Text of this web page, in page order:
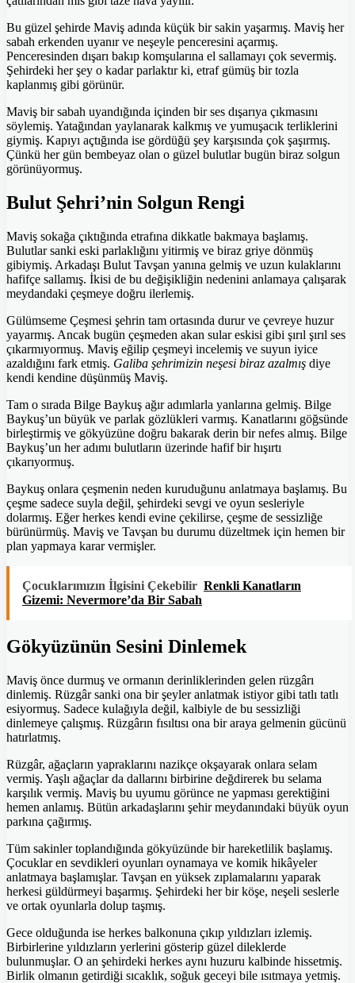
Bu güzel şehirde Maviş adında küçük bir sakin yaşarmış. Maviş her
sabah erkenden uyanır ve neşeyle penceresini açarmış.
Penceresinden dışarı bakıp komşularına el sallamayı çok severmiş.
Şehirdeki her şey o kadar parlaktır ki, etraf gümüş bir tozla
kaplanmış gibi görünür.
Maviş bir sabah uyandığında içinden bir ses dışarıya çıkmasını
söylemiş. Yatağından yaylanarak kalkmış ve yumuşacık terliklerini
giymiş. Kapıyı açtığında ise gördüğü şey karşısında çok şaşırmış.
Çünkü her gün bembeyaz olan o güzel bulutlar bugün biraz solgun
görünüyormuş.
Bulut Şehri’nin Solgun Rengi
Maviş sokağa çıktığında etrafına dikkatle bakmaya başlamış.
Bulutlar sanki eski parlaklığını yitirmiş ve biraz griye dönmüş
gibiymiş. Arkadaşı Bulut Tavşan yanına gelmiş ve uzun kulaklarını
hafifçe sallamış. İkisi de bu değişikliğin nedenini anlamaya çalışarak
meydandaki çeşmeye doğru ilerlemiş.
Gülümseme Çeşmesi şehrin tam ortasında durur ve çevreye huzur
yayarmış. Ancak bugün çeşmeden akan sular eskisi gibi şırıl şırıl ses
çıkarmıyormuş. Maviş eğilip çeşmeyi incelemiş ve suyun iyice
azaldığını fark etmiş. Galiba şehrimizin neşesi biraz azalmış diye
kendi kendine düşünmüş Maviş.
Tam o sırada Bilge Baykuş ağır adımlarla yanlarına gelmiş. Bilge
Baykuş’un büyük ve parlak gözlükleri varmış. Kanatlarını göğsünde
birleştirmiş ve gökyüzüne doğru bakarak derin bir nefes almış. Bilge
Baykuş’un her adımı bulutların üzerinde hafif bir hışırtı
çıkarıyormuş.
Baykuş onlara çeşmenin neden kuruduğunu anlatmaya başlamış. Bu
çeşme sadece suyla değil, şehirdeki sevgi ve oyun sesleriyle
dolarmış. Eğer herkes kendi evine çekilirse, çeşme de sessizliğe
bürünürmüş. Maviş ve Tavşan bu durumu düzeltmek için hemen bir
plan yapmaya karar vermişler.
Çocuklarımızın İlgisini Çekebilir Renkli Kanatların
Gizemi: Nevermore’da Bir Sabah
Gökyüzünün Sesini Dinlemek
Maviş önce durmuş ve ormanın derinliklerinden gelen rüzgârı
dinlemiş. Rüzgâr sanki ona bir şeyler anlatmak istiyor gibi tatlı tatlı
esiyormuş. Sadece kulağıyla değil, kalbiyle de bu sessizliği
dinlemeye çalışmış. Rüzgârın fısıltısı ona bir araya gelmenin gücünü
hatırlatmış.
Rüzgâr, ağaçların yapraklarını nazikçe okşayarak onlara selam
vermiş. Yaşlı ağaçlar da dallarını birbirine değdirerek bu selama
karşılık vermiş. Maviş bu uyumu görünce ne yapması gerektiğini
hemen anlamış. Bütün arkadaşlarını şehir meydanındaki büyük oyun
parkına çağırmış.
Tüm sakinler toplandığında gökyüzünde bir hareketlilik başlamış.
Çocuklar en sevdikleri oyunları oynamaya ve komik hikâyeler
anlatmaya başlamışlar. Tavşan en yüksek zıplamalarını yaparak
herkesi güldürmeyi başarmış. Şehirdeki her bir köşe, neşeli seslerle
ve ortak oyunlarla dolup taşmış.
Gece olduğunda ise herkes balkonuna çıkıp yıldızları izlemiş.
Birbirlerine yıldızların yerlerini gösterip güzel dileklerde
bulunmuşlar. O an şehirdeki herkes aynı huzuru kalbinde hissetmiş.
Birlik olmanın getirdiği sıcaklık, soğuk geceyi bile ısıtmaya yetmiş.